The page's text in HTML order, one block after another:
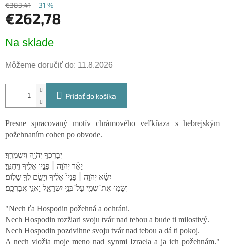
€383,41 –31 %
€262,78
cena:
Na sklade
Môžeme doručiť do: 11.8.2026
Pridať do košíka
Presne spracovaný motív chrámového veľkňaza s hebrejským
požehnaním cohen po obvode.
יְבָרֶכְךָ֥ יְהֹוָ֖ה וְיִשְׁמְרֶֽךָ׃
יָאֵ֨ר יְהֹוָ֧ה ׀ פָּנָ֛יו אֵלֶ֖יךָ וִֽיחֻנֶּֽךָּ׃
יִשָּׂ֨א יְהֹוָ֤ה ׀ פָּנָיו֙ אֵלֶ֔יךָ וְיָשֵׂ֥ם לְךָ֖ שָׁלֽוֹם׃
וְשָׂמ֥וּ אֶת־שְׁמִ֖י עַל־בְּנֵ֣י יִשְׂרָאֵ֑ל וַאֲנִ֖י אֲבָרְכֵֽם׃
"Nech ťa Hospodin požehná a ochráni.
Nech Hospodin rozžiari svoju tvár nad tebou a bude ti milostivý.
Nech Hospodin pozdvihne svoju tvár nad tebou a dá ti pokoj.
A nech vložia moje meno nad synmi Izraela a ja ich požehnám."